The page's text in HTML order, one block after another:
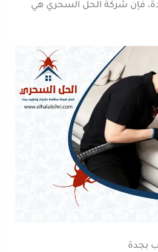
فإن شركة الحل السحري هي
بجدة